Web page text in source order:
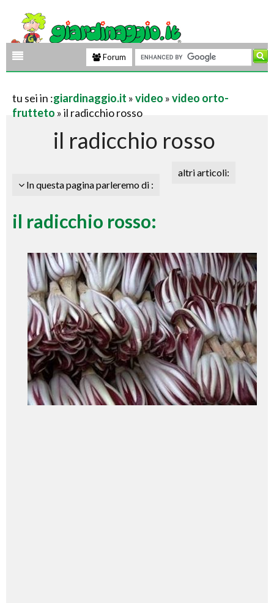
Forum
tu sei in :giardinaggio.it »video »video orto-
frutteto » il radicchio rosso
il radicchio rosso
In questa pagina parleremo di :
altri articoli:
il radicchio rosso: